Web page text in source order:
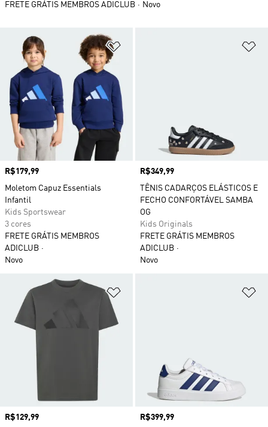
Preço
R$179,99
Moletom Capuz Essentials
Infantil
Kids Sportswear
3 cores
FRETE GRÁTIS MEMBROS
ADICLUB
Novo
Preço
R$349,99
TÊNIS CADARÇOS ELÁSTICOS E
FECHO CONFORTÁVEL SAMBA
OG
Kids Originals
FRETE GRÁTIS MEMBROS
ADICLUB
Novo
Preço
R$129,99
Preço
R$399,99
FRETE GRÁTIS MEMBROS ADICLUB
Novo